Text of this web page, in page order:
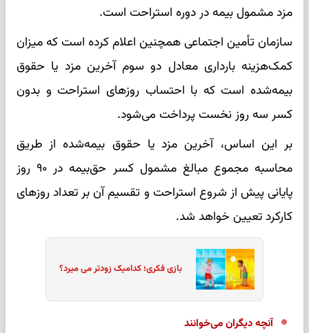
مزد مشمول بیمه در دوره استراحت است.
سازمان تأمین اجتماعی همچنین اعلام کرده است که میزان
کمک‌هزینه بارداری معادل دو سوم آخرین مزد یا حقوق
بیمه‌شده است که با احتساب روزهای استراحت و بدون
کسر سه روز نخست پرداخت می‌شود.
بر این اساس، آخرین مزد یا حقوق بیمه‌شده از طریق
محاسبه مجموع مبالغ مشمول کسر حق‌بیمه در ۹۰ روز
پایانی پیش از شروع استراحت و تقسیم آن بر تعداد روزهای
کارکرد تعیین خواهد شد.
بازی فکری؛ کدامیک زودتر می میرد؟
آنچه دیگران می‌خوانند